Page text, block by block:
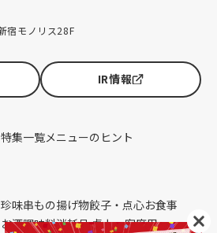
宿モノリス28F
IR情報
特集一覧メニューのヒント
味串もの揚げ物餃子・点心お食事
お酒調味料消耗品 卓上・客席用